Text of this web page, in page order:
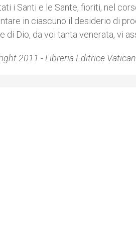
i Santi e le Sante, fioriti, nel
in ciascuno il desiderio di
di Dio, da voi tanta venerata, vi
2011 - Libreria Editrice